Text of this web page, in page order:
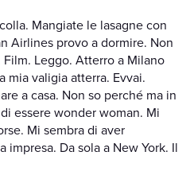
Mangiate le lasagne con
Airlines provo a dormire. Non
Leggo. Atterro a Milano
mia valigia atterra. Evvai.
a casa. Non so perché ma in
essere wonder woman. Mi
Mi sembra di aver
impresa. Da sola a New York. Il